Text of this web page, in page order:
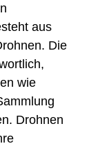
aus
Die
wie
Drohnen